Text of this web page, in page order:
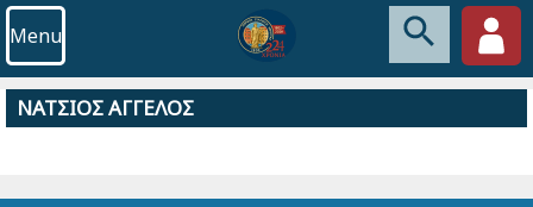
Menu
ΝΑΤΣΙΟΣ ΑΓΓΕΛΟΣ